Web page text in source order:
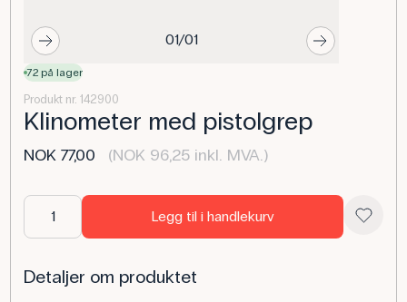
01/01
72 på lager
Produkt nr. 142900
Klinometer med pistolgrep
NOK 77,00 (NOK 96,25 inkl. MVA.)
Legg til i handlekurv
Detaljer om produktet